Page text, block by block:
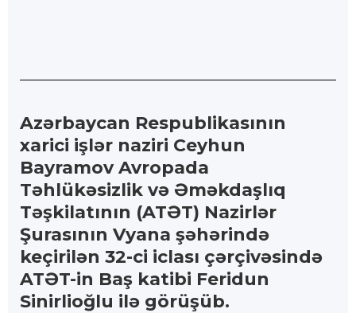
Azərbaycan Respublikasının
xarici işlər naziri Ceyhun
Bayramov Avropada
Təhlükəsizlik və Əməkdaşlıq
Təşkilatının (ATƏT) Nazirlər
Şurasının Vyana şəhərində
keçirilən 32-ci iclası çərçivəsində
ATƏT-in Baş katibi Feridun
Sinirlioğlu ilə görüşüb.